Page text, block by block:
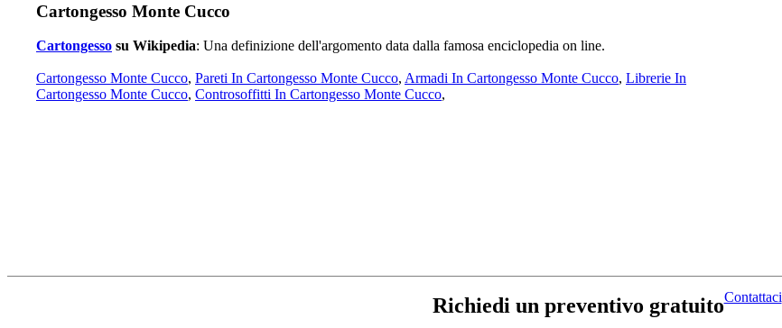
Cartongesso Monte Cucco
Cartongesso su Wikipedia: Una definizione dell'argomento data dalla famosa enciclopedia on line.
Cartongesso Monte Cucco, Pareti In Cartongesso Monte Cucco, Armadi In Cartongesso Monte Cucco, Librerie In
Cartongesso Monte Cucco, Controsoffitti In Cartongesso Monte Cucco,
Richiedi un preventivo gratuitoContattaci